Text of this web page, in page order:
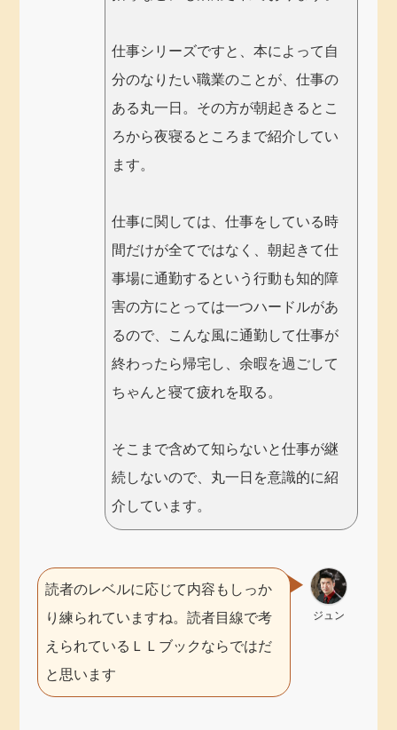
仕事シリーズですと、本によって自
分のなりたい職業のことが、仕事の
ある丸一日。その方が朝起きるとこ
ろから夜寝るところまで紹介してい
ます。
仕事に関しては、仕事をしている時
間だけが全てではなく、朝起きて仕
事場に通勤するという行動も知的障
害の方にとっては一つハードルがあ
るので、こんな風に通勤して仕事が
終わったら帰宅し、余暇を過ごして
ちゃんと寝て疲れを取る。
そこまで含めて知らないと仕事が継
続しないので、丸一日を意識的に紹
介しています。
ジュン
読者のレベルに応じて内容もしっか
り練られていますね。読者目線で考
えられているＬＬブックならではだ
と思います